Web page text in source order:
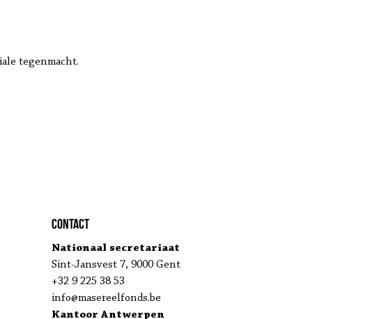
tegenmacht.
Contact
Nationaal secretariaat
Sint-Jansvest 7, 9000 Gent
+32 9 225 38 53
info@masereelfonds.be
Kantoor Antwerpen